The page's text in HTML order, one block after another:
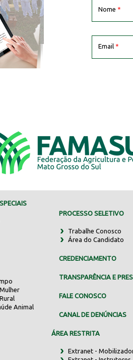
Nome *
Email *
Animal
PROCESSO SELETIVO
Trabalhe Conosco
Área do Candidato
CREDENCIAMENTO
TRANSPARÊNCIA E
FALE CONOSCO
CANAL DE DENÚNCIAS
ÁREA RESTRITA
Extranet -